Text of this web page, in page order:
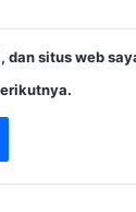
dan situs web